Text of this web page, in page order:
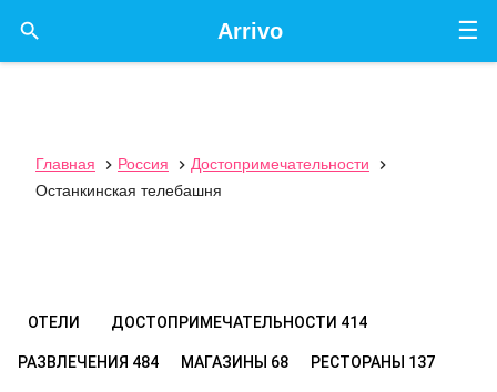
☰
Arrivo

Главная  Россия  Достопримечательности

Останкинская телебашня
ОТЕЛИ ДОСТОПРИМЕЧАТЕЛЬНОСТИ 414
РАЗВЛЕЧЕНИЯ 484 МАГАЗИНЫ 68 РЕСТОРАНЫ 137